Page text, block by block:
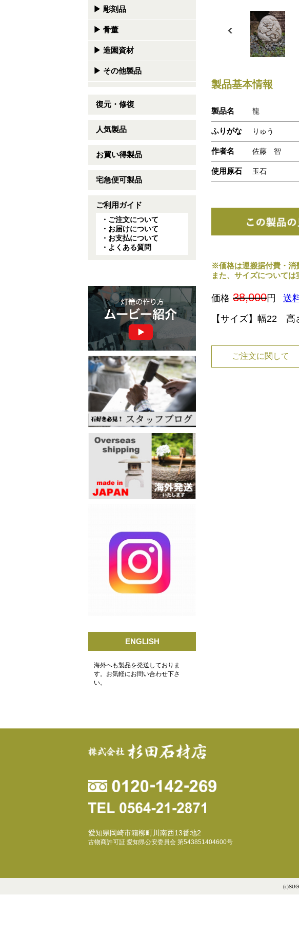
▶ 彫刻品
▶ 骨董
▶ 造園資材
▶ その他製品
復元・修復
人気製品
お買い得製品
宅急便可製品
ご利用ガイド
・ご注文について
・お届けについて
・お支払について
・よくある質問
ENGLISH
海外へも製品を発送しておりま
す。お気軽にお問い合わせ下さ
い。
製品基本情報
製品名 龍
ふりがな りゅう
作者名 佐藤 智
使用原石 玉石
※価格は運搬据付費・消
また、サイズについては
価格 38,000円 送
【サイズ】幅22
ご注文に関し
愛知県岡崎市箱柳町川南西13番地2
古物商許可証 愛知県公安委員会 第543851404600号